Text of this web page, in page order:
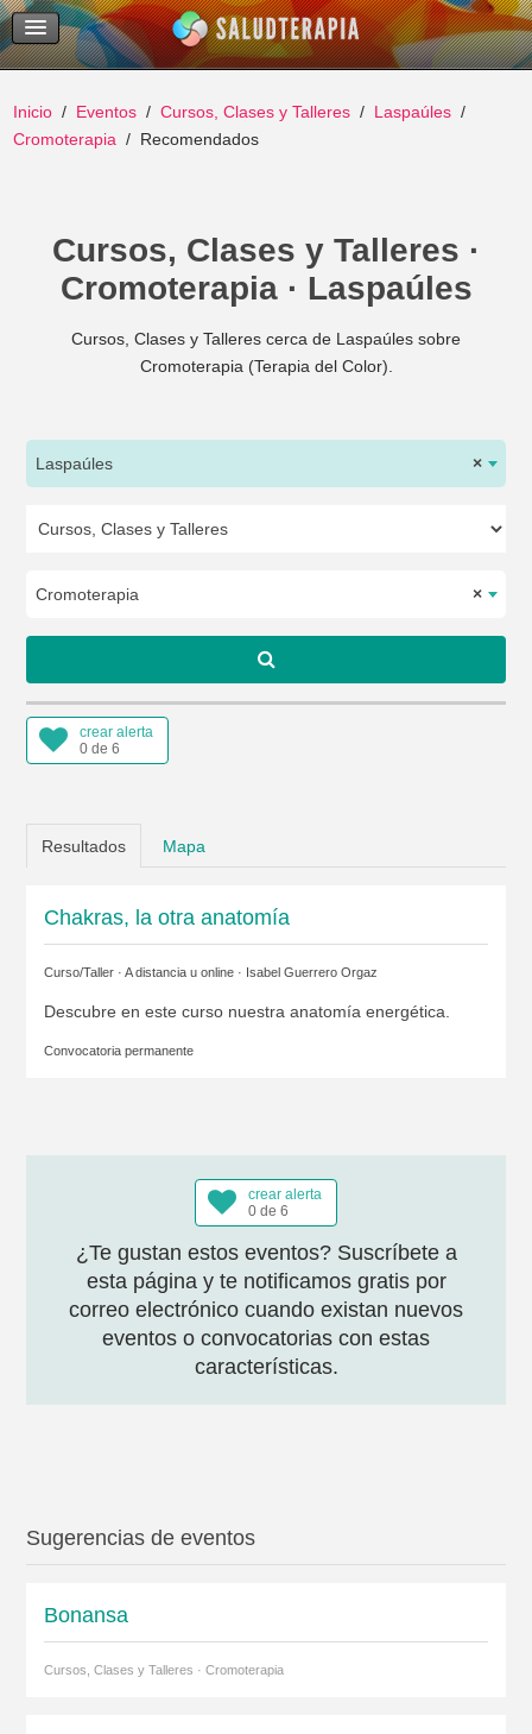
Temas Recientes
Buscar
Inicio Eventos Cursos, Clases y Talleres
Laspaúles
Cromoterapia
Recomendados
Cursos, Clases y Talleres ·
Cromoterapia · Laspaúles
Cursos, Clases y Talleres cerca de Laspaúles sobre
Cromoterapia (Terapia del Color).
×
Laspaúles
×
Cromoterapia
crear alerta
0 de 6
Resultados Mapa
Chakras, la otra anatomía
Curso/Taller · A distancia u online · Isabel Guerrero Orgaz
Descubre en este curso nuestra anatomía energética.
Convocatoria permanente
crear alerta
0 de 6
¿Te gustan estos eventos? Suscríbete a
esta página y te notificamos gratis por
correo electrónico cuando existan nuevos
eventos o convocatorias con estas
características.
Sugerencias de eventos
Bonansa
Cursos, Clases y Talleres · Cromoterapia